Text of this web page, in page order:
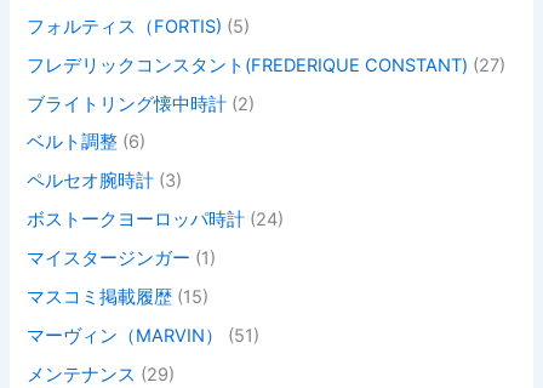
フォルティス（FORTIS) (5)
フレデリックコンスタント(FREDERIQUE CONSTANT) (27)
ブライトリング懐中時計 (2)
ベルト調整 (6)
ペルセオ腕時計 (3)
ボストークヨーロッパ時計 (24)
マイスタージンガー (1)
マスコミ掲載履歴 (15)
マーヴィン（MARVIN）
(51)
メンテナンス (29)